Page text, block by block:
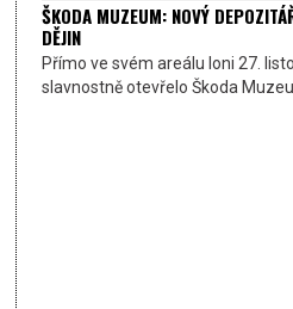
ŠKODA MUZEUM: NOVÝ
DĚJIN
Přímo ve svém areálu loni 27.
slavnostně otevřelo Škoda